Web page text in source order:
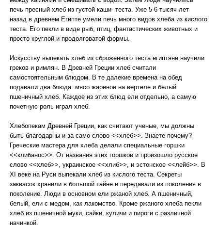
печь пресный хлеб из густой каши- теста. Уже 5-6 тысяч лет
назад в древнем Египте умели печь много видов хлеба из кислого
теста. Его пекли в виде рыб, птиц, фантастических животных и
просто круглой и продолговатой формы.
Искусству выпекать хлеб из сброженного теста египтяне научили
греков и римлян. В Древней Греции хлеб считали
самостоятельным блюдом. В те далекие времена на обед
подавали два блюда: мясо жареное на вертеле и белый
пшеничный хлеб. Каждое из этих блюд ели отдельно, а самую
почетную роль играл хлеб.
Хлебопекам Древней Греции, как считают ученые, мы должны
быть благодарны и за само слово <<хлеб>>. Знаете почему?
Греческие мастера для хлеба делали специальные горшки
<<клибанос>>. От названия этих горшков и произошло русское
слово <<хлеб>>, украинское <<хлиб>>, и эстонское <<лейб>>. В
XI веке на Руси выпекали хлеб из кислого теста. Секреты
заквасок хранили в большой тайне и передавали из поколения в
поколение. Люди в основном ели ржаной хлеб. А пшеничный,
белый, ели с медом, как лакомство. Кроме ржаного хлеба пекли
хлеб из пшеничной муки, сайки, куличи и пироги с различной
начинкой.